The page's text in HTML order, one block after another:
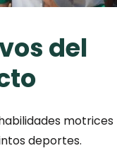
del
motrices
deportes.